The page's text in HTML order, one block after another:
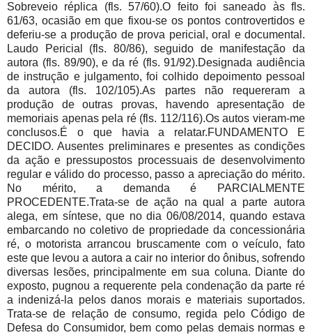
Sobreveio réplica (fls. 57/60).O feito foi saneado às fls.
61/63, ocasião em que fixou-se os pontos controvertidos e
deferiu-se a produção de prova pericial, oral e documental.
Laudo Pericial (fls. 80/86), seguido de manifestação da
autora (fls. 89/90), e da ré (fls. 91/92).Designada audiência
de instrução e julgamento, foi colhido depoimento pessoal
da autora (fls. 102/105).As partes não requereram a
produção de outras provas, havendo apresentação de
memoriais apenas pela ré (fls. 112/116).Os autos vieram-me
conclusos.É o que havia a relatar.FUNDAMENTO E
DECIDO. Ausentes preliminares e presentes as condições
da ação e pressupostos processuais de desenvolvimento
regular e válido do processo, passo a apreciação do mérito.
No mérito, a demanda é PARCIALMENTE
PROCEDENTE.Trata-se de ação na qual a parte autora
alega, em síntese, que no dia 06/08/2014, quando estava
embarcando no coletivo de propriedade da concessionária
ré, o motorista arrancou bruscamente com o veículo, fato
este que levou a autora a cair no interior do ônibus, sofrendo
diversas lesões, principalmente em sua coluna. Diante do
exposto, pugnou a requerente pela condenação da parte ré
a indenizá-la pelos danos morais e materiais suportados.
Trata-se de relação de consumo, regida pelo Código de
Defesa do Consumidor, bem como pelas demais normas e